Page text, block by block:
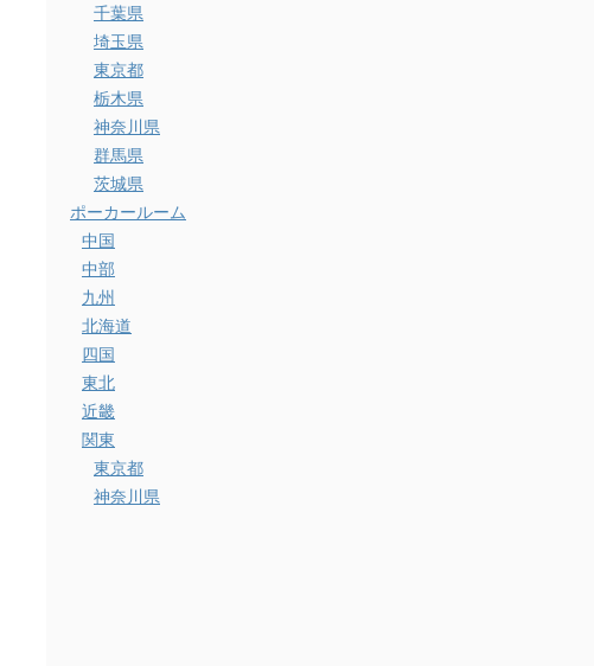
千葉県
埼玉県
東京都
栃木県
神奈川県
群馬県
茨城県
ポーカールーム
中国
中部
九州
北海道
四国
東北
近畿
関東
東京都
神奈川県